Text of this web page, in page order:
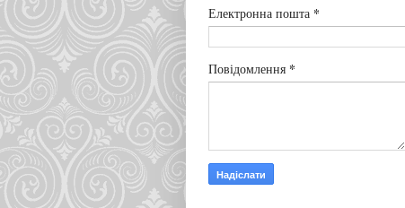
Електронна пошта *
Повідомлення *